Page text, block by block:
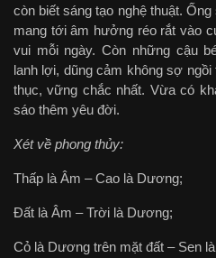
còn biết sáng tạo nghệ thuật.
mang tới âm hưởng réo rắt vào
vui mỗi ngày. Còn những cậu
lanh lợi, dũng cảm không sợ
thục, vững chắc nhất. Vừa có
sáo thêm yêu đời.
Xét về phong thủy:
Thấp là Âm – Cao là Dương;
Đất là Âm – Trời là Dương;
Cỏ là Dương trên mặt đất – Sen